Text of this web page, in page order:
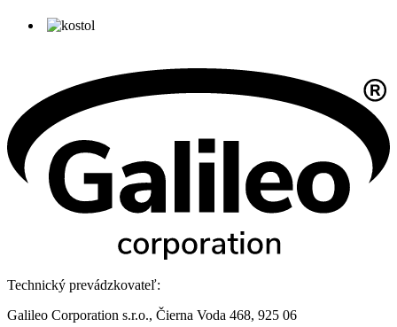
Technický prevádzkovateľ:
Galileo Corporation s.r.o., Čierna Voda 468, 925 06